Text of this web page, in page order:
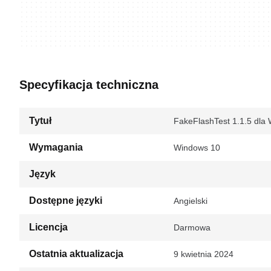
Specyfikacja techniczna
Tytuł FakeFlashTest 1.1.5 dla
Wymagania Windows 10
Język
Dostępne języki Angielski
Licencja Darmowa
Ostatnia aktualizacja 9 kwietnia 2024